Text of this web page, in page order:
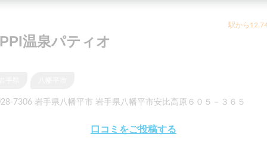
駅から
温泉パティオ
7306 岩手県八幡平市 岩手県八幡平市安比高原６０５－３６５
口コミをご投稿する